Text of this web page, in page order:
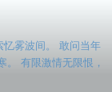
忆雾波间。 敢问当年
有限激情无限恨，